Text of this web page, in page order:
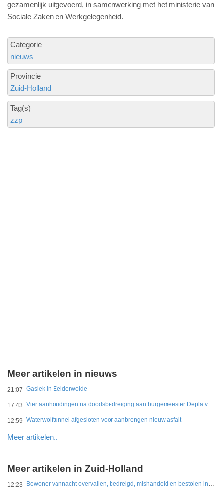
gezamenlijk uitgevoerd, in samenwerking met het ministerie van
Sociale Zaken en Werkgelegenheid.
Categorie
nieuws
Provincie
Zuid-Holland
Tag(s)
zzp
Meer artikelen in nieuws
21:07 Gaslek in Eelderwolde
17:43 Vier aanhoudingen na doodsbedreiging aan burgemeester Depla van Breda
12:59 Waterwolftunnel afgesloten voor aanbrengen nieuw asfalt
Meer artikelen..
Meer artikelen in Zuid-Holland
12:23 Bewoner vannacht overvallen, bedreigd, mishandeld en bestolen in Leidschendam